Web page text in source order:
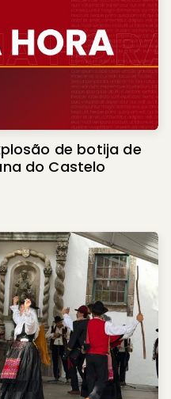
de botija de
do Castelo